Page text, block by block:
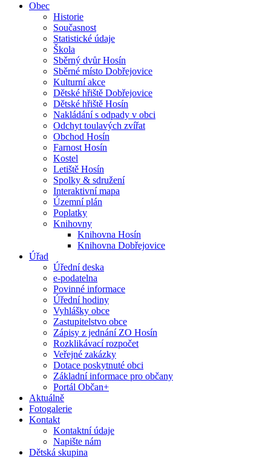
Obec
Historie
Současnost
Statistické údaje
Škola
Sběrný dvůr Hosín
Sběrné místo Dobřejovice
Kulturní akce
Dětské hřiště Dobřejovice
Dětské hřiště Hosín
Nakládání s odpady v obci
Odchyt toulavých zvířat
Obchod Hosín
Farnost Hosín
Kostel
Letiště Hosín
Spolky & sdružení
Interaktivní mapa
Územní plán
Poplatky
Knihovny
Knihovna Hosín
Knihovna Dobřejovice
Úřad
Úřední deska
e-podatelna
Povinné informace
Úřední hodiny
Vyhlášky obce
Zastupitelstvo obce
Zápisy z jednání ZO Hosín
Rozklikávací rozpočet
Veřejné zakázky
Dotace poskytnuté obci
Základní informace pro občany
Portál Občan+
Aktuálně
Fotogalerie
Kontakt
Kontaktní údaje
Napište nám
Dětská skupina